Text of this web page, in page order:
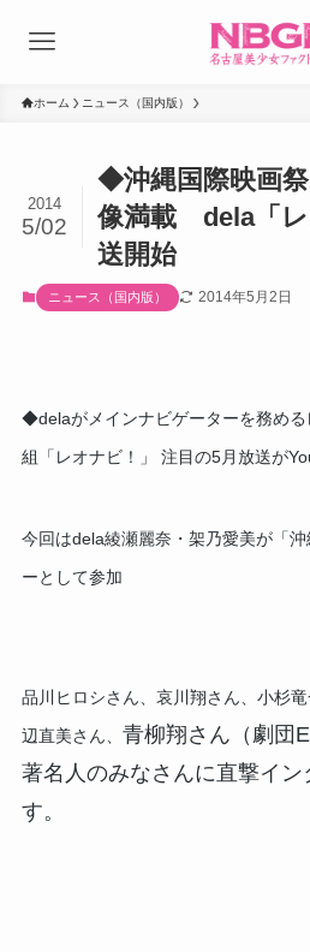
ホーム ニュース（国内版）
◆沖縄国際映画
像満載 dela「レ
送開始
2014
5/02
ニュース（国内版） 2014年5月2日
◆delaがメインナビゲーターを務め
組「レオナビ！」 注目の5月放送が
今回はdela綾瀬麗奈・架乃愛美が「
ーとして参加
品川ヒロシさん、哀川翔さん、小杉
辺直美さん、 青柳翔さん（劇団
著名人のみなさんに直撃イ
す。